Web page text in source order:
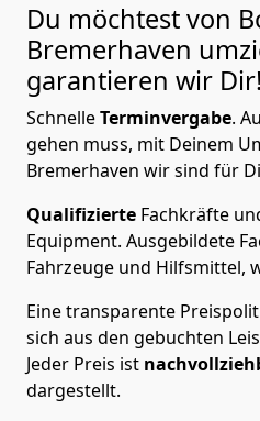
Du möchtest von
Bremer­haven
garantieren wir Dir!
SchnelleTerminvergabe.
gehen muss, mit Deinem
Bremer­haven wir sind für
Qualifizierte Fachkräfte
Equipment. Ausgebildete
Fahrzeuge und Hilfsmittel,
Eine transparente
sich aus den gebuchten
Jeder Preis ist
dargestellt.